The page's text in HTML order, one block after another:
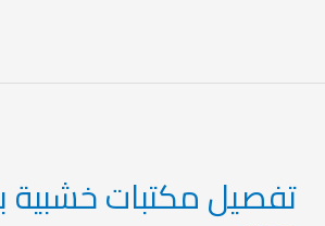
تفصيل مكتبات خشبية
تفصيل